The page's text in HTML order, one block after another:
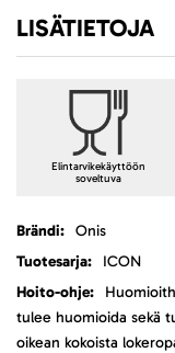
LISÄTIETOJA
Elintarvikekäyttöön
soveltuva
LisätietojaOnis
ICON
tulee huomioida sekä
oikean kokoista